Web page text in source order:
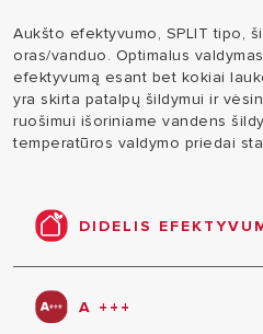
Aukšto efektyvumo, SPLIT tipo,
oras/vanduo. Optimalus
efektyvumą esant bet kokiai
yra skirta patalpų šildymui ir
ruošimui išoriniame vandens
temperatūros valdymo priedai
DIDELIS
Ariston Nimbus pasižymi
atidavimu net ir esant
temperatūroms. Nominalus
A +++